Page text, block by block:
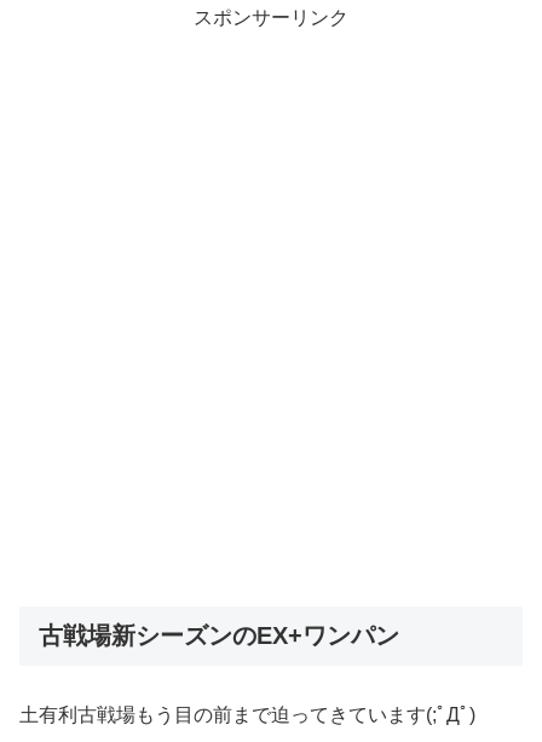
スポンサーリンク
古戦場新シーズンのEX+ワンパン
土有利古戦場もう目の前まで迫ってきています(;ﾟДﾟ)